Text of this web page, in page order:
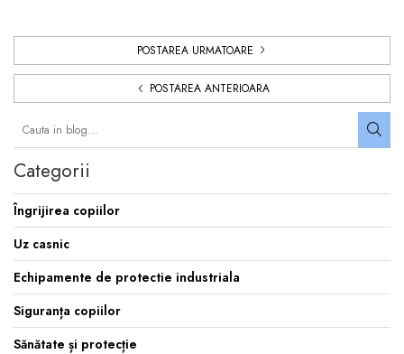
POSTAREA URMATOARE
POSTAREA ANTERIOARA
Categorii
Îngrijirea copiilor
Uz casnic
Echipamente de protectie industriala
Siguranța copiilor
Sănătate și protecție